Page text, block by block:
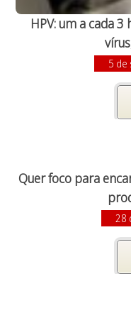
HPV: um a cada
5 de
Quer foco para
28